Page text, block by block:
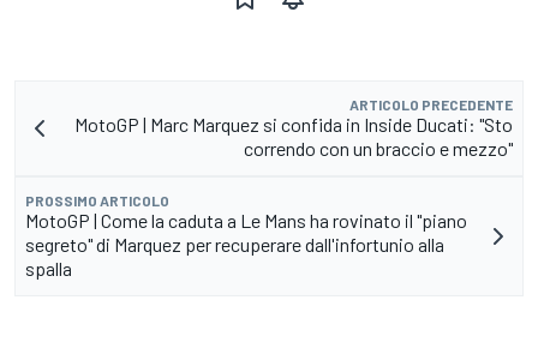
ARTICOLO PRECEDENTE
MotoGP | Marc Marquez si confida in Inside Ducati: "Sto
correndo con un braccio e mezzo"
PROSSIMO ARTICOLO
MotoGP | Come la caduta a Le Mans ha rovinato il "piano
segreto" di Marquez per recuperare dall'infortunio alla
spalla